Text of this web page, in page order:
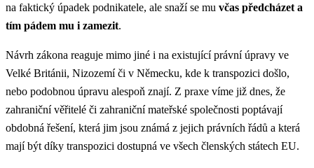
na faktický úpadek podnikatele, ale snaží se mu včas předcházet a
tím pádem mu i zamezit.
Návrh zákona reaguje mimo jiné i na existující právní úpravy ve
Velké Británii, Nizozemí či v Německu, kde k transpozici došlo,
nebo podobnou úpravu alespoň znají. Z praxe víme již dnes, že
zahraniční věřitelé či zahraniční mateřské společnosti poptávají
obdobná řešení, která jim jsou známá z jejich právních řádů a která
mají být díky transpozici dostupná ve všech členských státech EU.